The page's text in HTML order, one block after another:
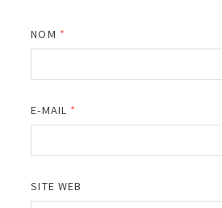
NOM *
E-MAIL *
SITE WEB